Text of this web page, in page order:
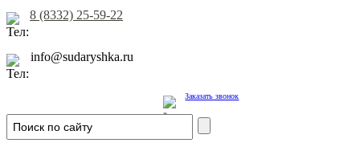
8 (8332) 25-59-22
info@sudaryshka.ru
Заказать звонок